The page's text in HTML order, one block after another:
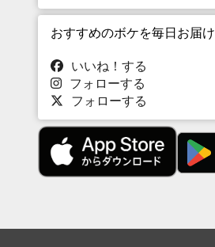
おすすめのボケを毎日お届け
いいね！する
フォローする
フォローする